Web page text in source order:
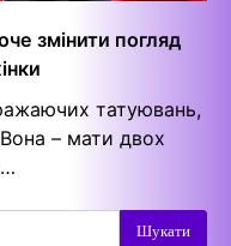
змінити погляд
татуювань,
– мати двох